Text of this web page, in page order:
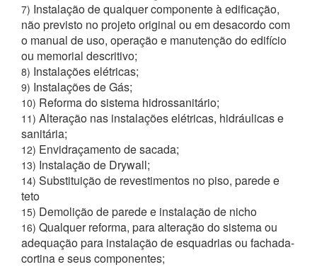
7) Instalação de qualquer componente à edificação,
não previsto no projeto original ou em desacordo com
o manual de uso, operação e manutenção do edifício
ou memorial descritivo;
8) Instalações elétricas;
9) Instalações de Gás;
10) Reforma do sistema hidrossanitário;
11) Alteração nas instalações elétricas, hidráulicas e
sanitária;
12) Envidraçamento de sacada;
13) Instalação de Drywall;
14) Substituição de revestimentos no piso, parede e
teto
15) Demolição de parede e instalação de nicho
16) Qualquer reforma, para alteração do sistema ou
adequação para instalação de esquadrias ou fachada-
cortina e seus componentes;